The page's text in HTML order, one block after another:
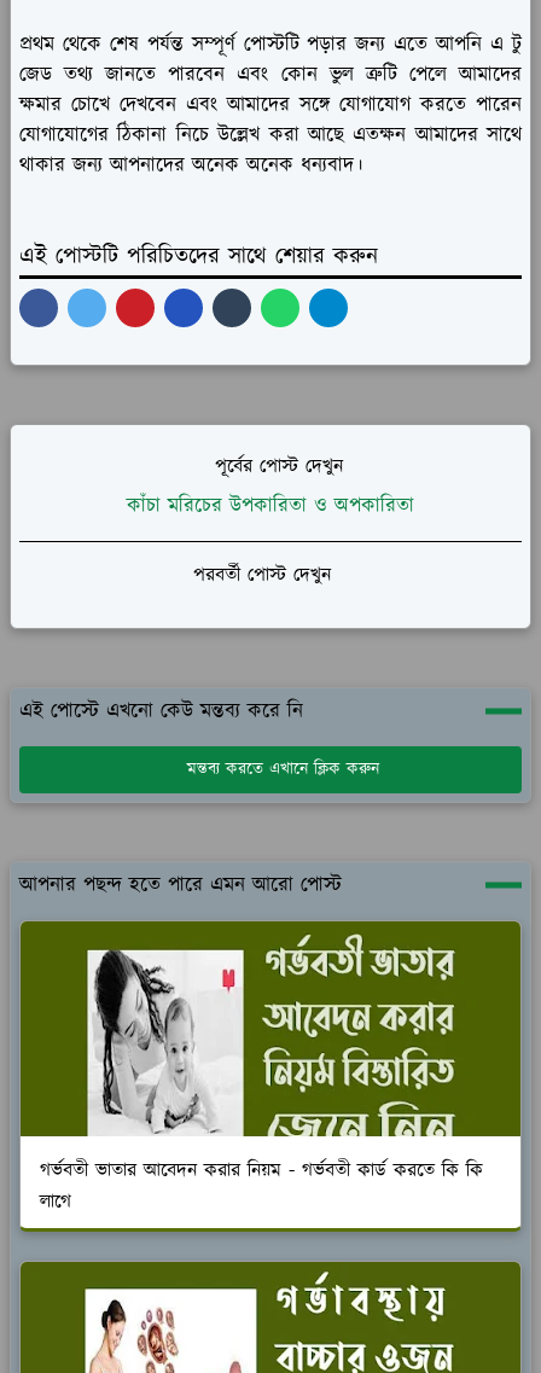
প্রথম থেকে শেষ পর্যন্ত সম্পূর্ণ পোস্টটি পড়ার জন্য এতে আপনি এ টু
জেড তথ্য জানতে পারবেন এবং কোন ভুল ত্রুটি পেলে আমাদের
ক্ষমার চোখে দেখবেন এবং আমাদের সঙ্গে যোগাযোগ করতে পারেন
যোগাযোগের ঠিকানা নিচে উল্লেখ করা আছে এতক্ষন আমাদের সাথে
থাকার জন্য আপনাদের অনেক অনেক ধন্যবাদ।
এই পোস্টটি পরিচিতদের সাথে শেয়ার করুন
পূর্বের পোস্ট দেখুন
কাঁচা মরিচের উপকারিতা ও অপকারিতা
পরবর্তী পোস্ট দেখুন
এই পোস্টে এখনো কেউ মন্তব্য করে নি
মন্তব্য করতে এখানে ক্লিক করুন
আপনার পছন্দ হতে পারে এমন আরো পোস্ট
গর্ভবতী ভাতার আবেদন করার নিয়ম - গর্ভবতী কার্ড করতে কি কি
লাগে